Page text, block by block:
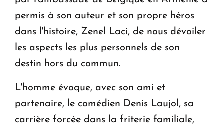
permis à son auteur et son propre héros
dans l'histoire, Zenel Laci, de nous dévoiler
les aspects les plus personnels de son
destin hors du commun.
L'homme évoque, avec son ami et
partenaire, le comédien Denis Laujol, sa
carrière forcée dans la friterie familiale,